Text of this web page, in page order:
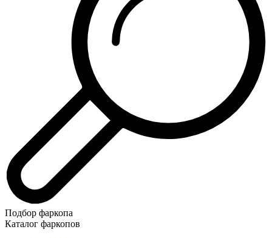
Подбор фаркопа
Каталог фаркопов